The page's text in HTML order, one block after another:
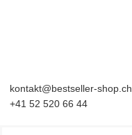
kontakt@bestseller-shop.ch
+41 52 520 66 44